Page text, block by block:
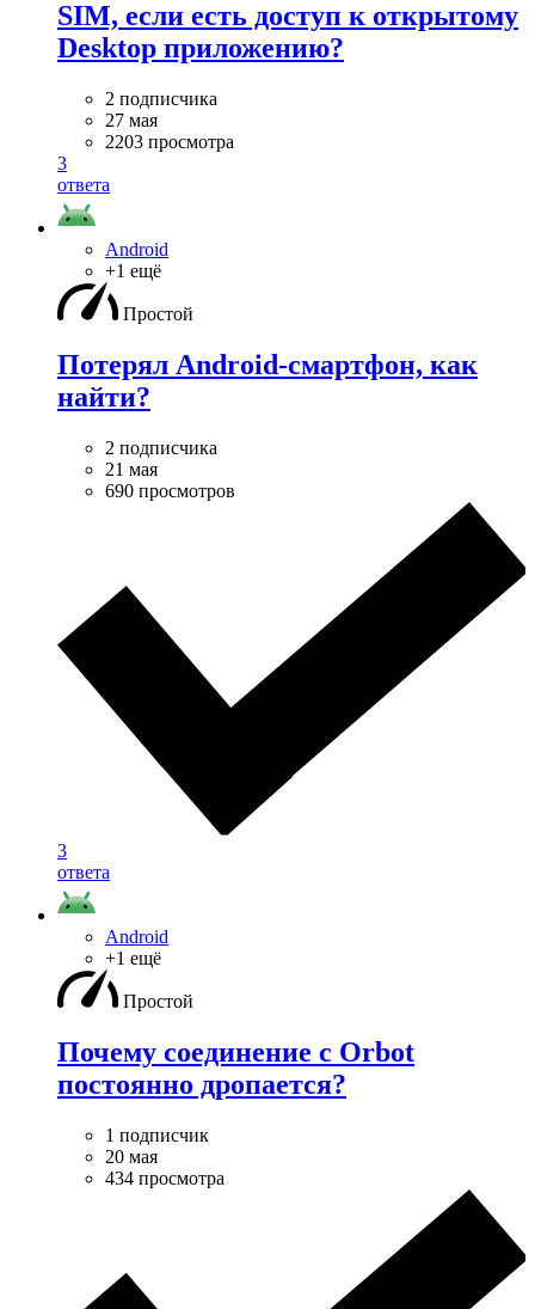
SIM, если есть доступ к открытому
Desktop приложению?
2 подписчика
27 мая
2203 просмотра
3
ответа
Android
+1 ещё
Простой
Потерял Android-смартфон, как
найти?
2 подписчика
21 мая
690 просмотров
3
ответа
Android
+1 ещё
Простой
Почему соединение с Orbot
постоянно дропается?
1 подписчик
20 мая
434 просмотра